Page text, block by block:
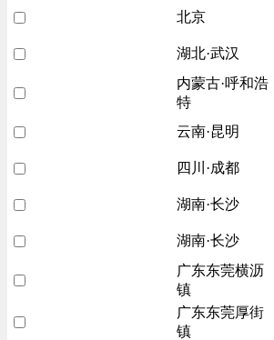
北京
湖北·武汉
内蒙古·呼和浩
特
云南·昆明
四川·成都
湖南·长沙
湖南·长沙
广东东莞横沥
镇
广东东莞厚街
镇